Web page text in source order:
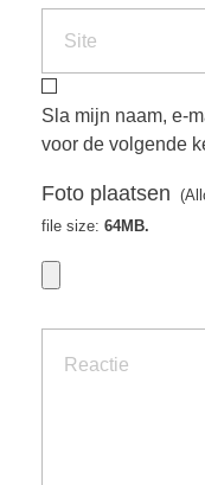
Sla mijn naam, e-
voor de volgende
Foto plaatsen
file size: 64MB.